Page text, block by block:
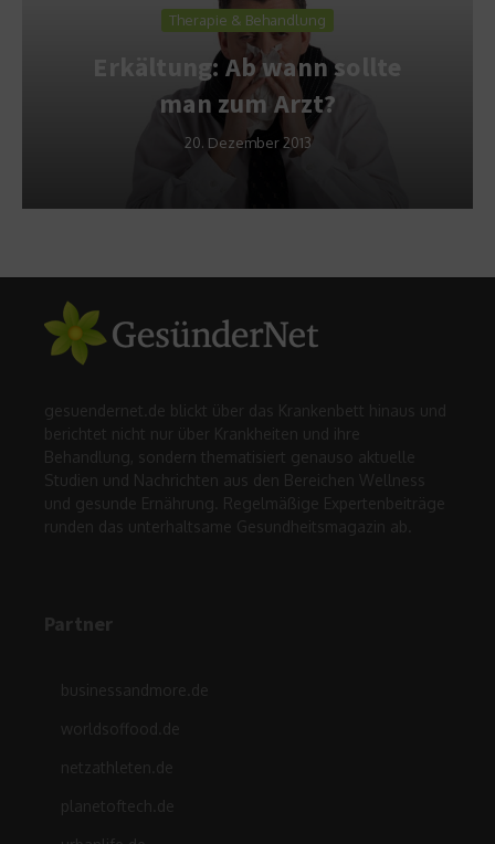
Therapie & Behandlung
Erkältung: Ab wann sollte
man zum Arzt?
20. Dezember 2013
gesuendernet.de blickt über das Krankenbett hinaus und
berichtet nicht nur über Krankheiten und ihre
Behandlung, sondern thematisiert genauso aktuelle
Studien und Nachrichten aus den Bereichen Wellness
und gesunde Ernährung. Regelmäßige Expertenbeiträge
runden das unterhaltsame Gesundheitsmagazin ab.
Partner
businessandmore.de
worldsoffood.de
netzathleten.de
planetoftech.de